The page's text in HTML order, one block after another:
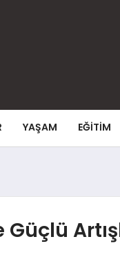
YAŞAM EĞITIM
Güçlü